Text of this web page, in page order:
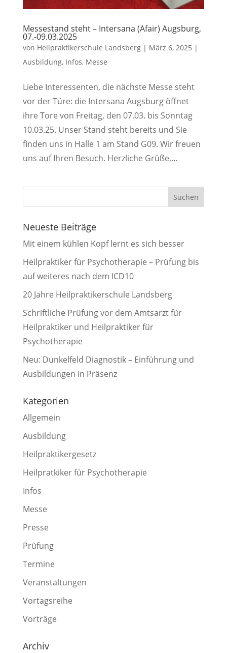
Messestand steht – Intersana (Afair) Augsburg,
07.-09.03.2025
von Heilpraktikerschule Landsberg| März 6, 2025 |
Ausbildung, Infos, Messe
Liebe Interessenten, die nächste Messe steht
vor der Türe: die Intersana Augsburg öffnet
ihre Tore von Freitag, den 07.03. bis Sonntag
10.03.25. Unser Stand steht bereits und Sie
finden uns in Halle 1 am Stand G09. Wir freuen
uns auf Ihren Besuch. Herzliche Grüße,...
Neueste Beiträge
Mit einem kühlen Kopf lernt es sich besser
Heilpraktiker für Psychotherapie – Prüfung bis
auf weiteres nach dem ICD10
20 Jahre Heilpraktikerschule Landsberg
Schriftliche Prüfung vor dem Amtsarzt für
Heilpraktiker und Heilpraktiker für
Psychotherapie
Neu: Dunkelfeld Diagnostik – Einführung und
Ausbildungen in Präsenz
Kategorien
Allgemein
Ausbildung
Heilpraktikergesetz
Heilpratkiker für Psychotherapie
Infos
Messe
Presse
Prüfung
Termine
Veranstaltungen
Vortagsreihe
Vorträge
Archiv